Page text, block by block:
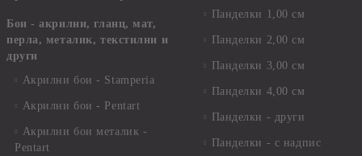
Бои - акрилни, гланц, мат,
перла, металик, текстилни и
други
Акрилни бои - Stamperia
Акрилни бои - Pentart
Акрилни бои металик -
Pentart
Панделки 1,00 см
Панделки 2,00 см
Панделки 3,00 см
Панделки 4,00 см
Панделки - други
Панделки - с надпис